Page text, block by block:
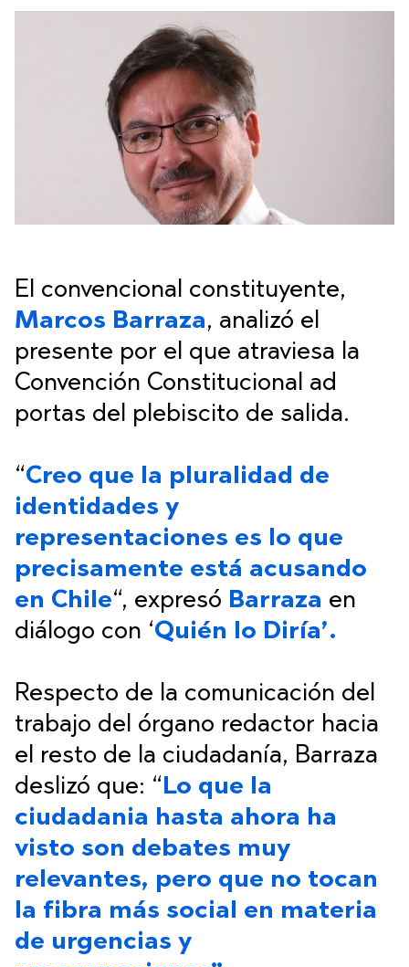
El convencional constituyente,
Marcos Barraza, analizó el
presente por el que atraviesa la
Convención Constitucional ad
portas del plebiscito de salida.
“Creo que la pluralidad de
identidades y
representaciones es lo que
precisamente está acusando
en Chile“, expresó Barraza en
diálogo con ‘Quién lo Diría’.
Respecto de la comunicación del
trabajo del órgano redactor hacia
el resto de la ciudadanía, Barraza
deslizó que: “Lo que la
ciudadania hasta ahora ha
visto son debates muy
relevantes, pero que no tocan
la fibra más social en materia
de urgencias y